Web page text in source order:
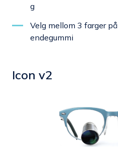
g
Velg mellom 3 farger
endegummi
Icon v2